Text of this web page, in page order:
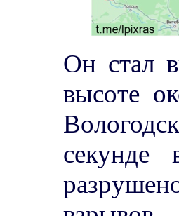
Он стал
высоте
секунде